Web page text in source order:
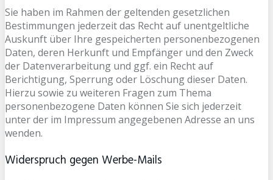
Sie haben im Rahmen der geltenden gesetzlichen
Bestimmungen jederzeit das Recht auf unentgeltliche
Auskunft über Ihre gespeicherten personenbezogenen
Daten, deren Herkunft und Empfänger und den Zweck
der Datenverarbeitung und ggf. ein Recht auf
Berichtigung, Sperrung oder Löschung dieser Daten.
Hierzu sowie zu weiteren Fragen zum Thema
personenbezogene Daten können Sie sich jederzeit
unter der im Impressum angegebenen Adresse an uns
wenden.
Widerspruch gegen Werbe-Mails